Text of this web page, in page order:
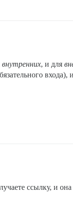
внутренних, и для
входа),
ссылку, и